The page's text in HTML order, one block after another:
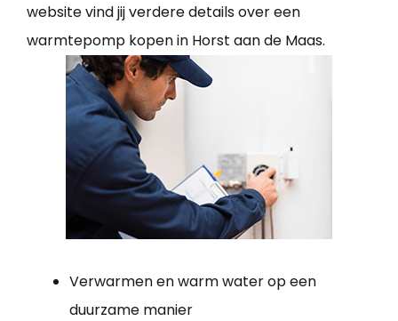
website vind jij verdere details over een
warmtepomp kopen in Horst aan de Maas.
Verwarmen en warm water op een
duurzame manier